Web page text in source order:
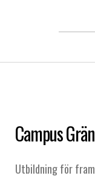
Campus
Utbildning för